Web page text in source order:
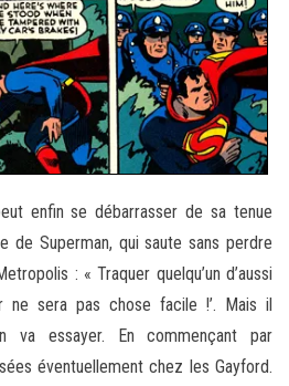
enfin se débarrasser de sa tenue
de Superman, qui saute sans perdre
: « Traquer quelqu’un d’aussi
ne sera pas chose facile !’. Mais il
va essayer. En commençant par
éventuellement chez les Gayford.